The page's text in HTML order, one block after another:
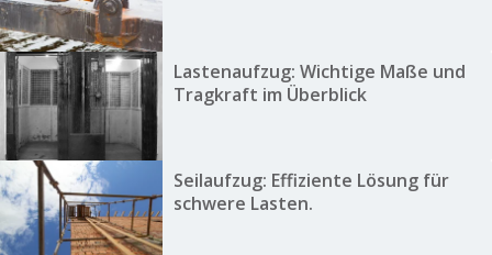
Lastenaufzug: Wichtige Maße und
Tragkraft im Überblick
Seilaufzug: Effiziente Lösung für
schwere Lasten.